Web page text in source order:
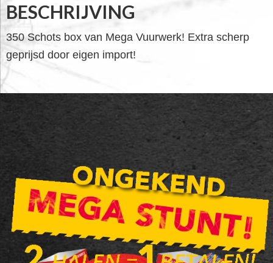
BESCHRIJVING
350 Schots box van Mega Vuurwerk! Extra scherp
geprijsd door eigen import!
FOOTER
WIDGET
HEADER
SALE